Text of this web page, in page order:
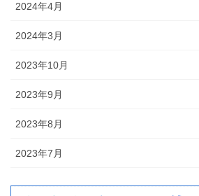
2024年4月
2024年3月
2023年10月
2023年9月
2023年8月
2023年7月